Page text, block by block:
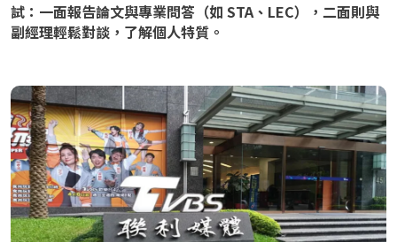
試：一面報告論文與專業問答（如 STA、LEC），二面則與
副經理輕鬆對談，了解個人特質。